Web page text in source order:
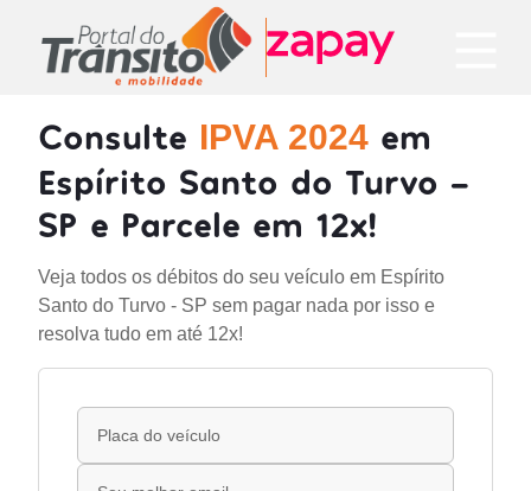
Consulte IPVA 2024 em
Espírito Santo do Turvo -
SP e Parcele em 12x!
Veja todos os débitos do seu veículo em Espírito
Santo do Turvo - SP sem pagar nada por isso e
resolva tudo em até 12x!